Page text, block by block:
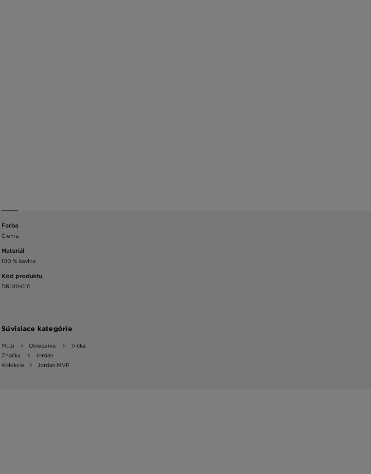
Farba
Čierna
Materiál
100 % bavlna
Kód produktu
DR1411-010
Súvisiace kategórie
Muži Oblečenie
Tričká
Značky
Jordan
Kolekcie
Jordan MVP